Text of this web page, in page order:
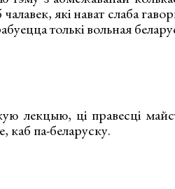
які нават слаба
толькі вольная
лекцыю, ці правесці
каб па-беларуску.